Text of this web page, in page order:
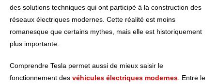
des solutions techniques qui ont participé à la construction des
réseaux électriques modernes. Cette réalité est moins
romanesque que certains mythes, mais elle est historiquement
plus importante.
Comprendre Tesla permet aussi de mieux saisir le
fonctionnement des véhicules électriques modernes. Entre le